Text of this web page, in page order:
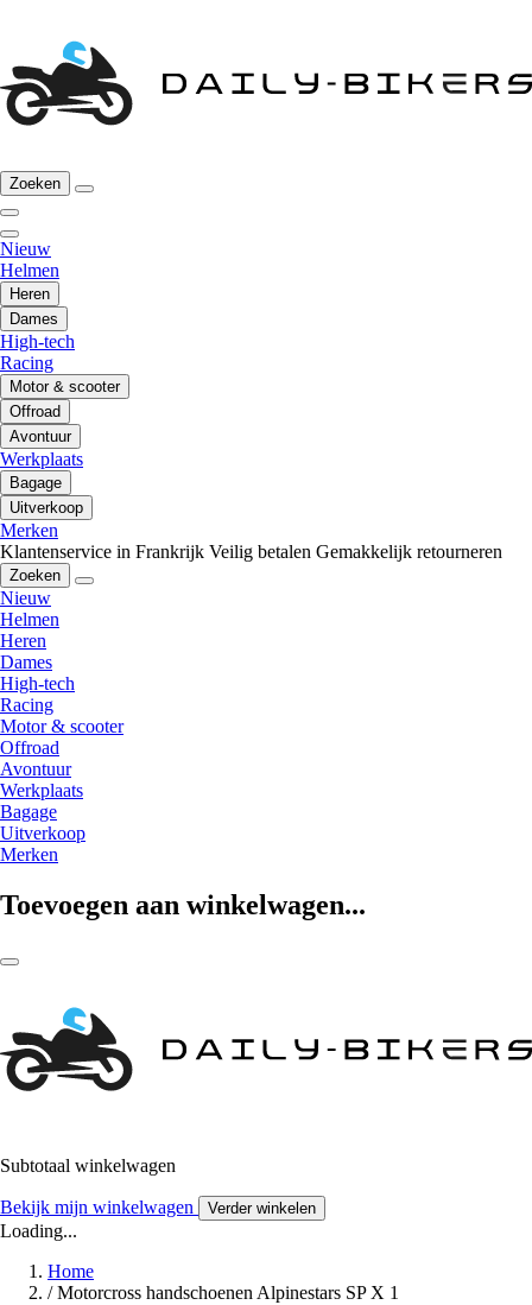
Zoeken
Nieuw
Helmen
Heren
Dames
High-tech
Racing
Motor & scooter
Offroad
Avontuur
Werkplaats
Bagage
Uitverkoop
Merken
Klantenservice in Frankrijk Veilig betalen Gemakkelijk retourneren
Zoeken
Nieuw
Helmen
Heren
Dames
High-tech
Racing
Motor & scooter
Offroad
Avontuur
Werkplaats
Bagage
Uitverkoop
Merken
Toevoegen aan winkelwagen...
Subtotaal winkelwagen
Bekijk mijn winkelwagen Verder winkelen
Loading...
Home
/ Motorcross handschoenen Alpinestars SP X 1